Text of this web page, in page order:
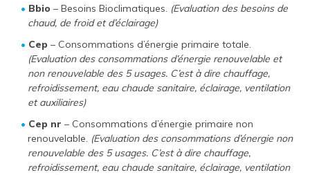
Bbio – Besoins Bioclimatiques. (Evaluation des besoins de
chaud, de froid et d’éclairage)
Cep – Consommations d’énergie primaire totale.
(Evaluation des consommations d’énergie renouvelable et
non renouvelable des 5 usages. C’est à dire chauffage,
refroidissement, eau chaude sanitaire, éclairage, ventilation
et auxiliaires)
Cep nr – Consommations d’énergie primaire non
renouvelable. (Evaluation des consommations d’énergie non
renouvelable des 5 usages. C’est à dire chauffage,
refroidissement, eau chaude sanitaire, éclairage, ventilation